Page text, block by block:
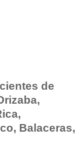
de
Balaceras,